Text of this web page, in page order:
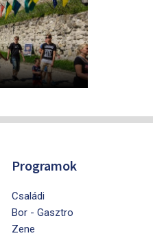
Programok
Családi
Bor - Gasztro
Zene